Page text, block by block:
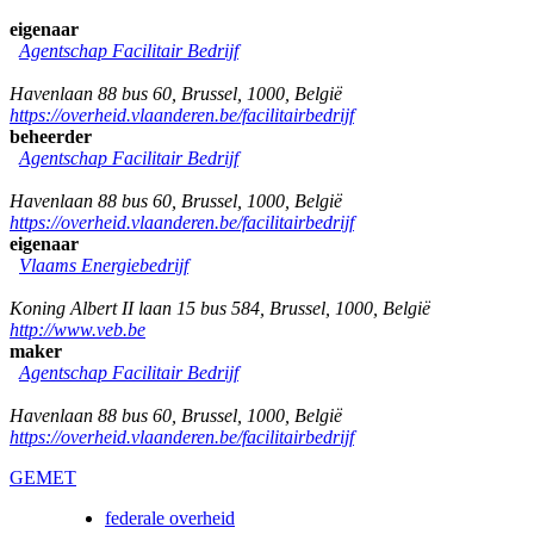
eigenaar
Agentschap Facilitair Bedrijf
Havenlaan 88 bus 60 Brussel 1000 België
https://overheid.vlaanderen.be/facilitairbedrijf
beheerder
Agentschap Facilitair Bedrijf
Havenlaan 88 bus 60 Brussel 1000 België
https://overheid.vlaanderen.be/facilitairbedrijf
eigenaar
Vlaams Energiebedrijf
Koning Albert II laan 15 bus 584 Brussel 1000 België
http://www.veb.be
maker
Agentschap Facilitair Bedrijf
Havenlaan 88 bus 60 Brussel 1000 België
https://overheid.vlaanderen.be/facilitairbedrijf
GEMET
federale overheid